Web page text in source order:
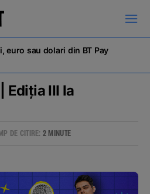
euro sau dolari din BT Pay
Ediția III la
DE CITIRE: 2 MINUTE